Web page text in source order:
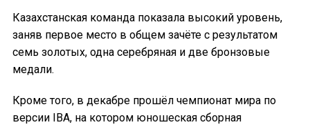
Казахстанская команда показала высокий уровень,
заняв первое место в общем зачёте с результатом
семь золотых, одна серебряная и две бронзовые
медали.
Кроме того, в декабре прошёл чемпионат мира по
версии IBA, на котором юношеская сборная